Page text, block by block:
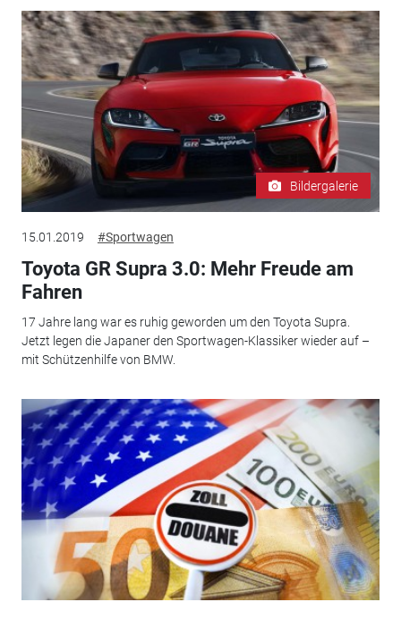
Bildergalerie
15.01.2019 #Sportwagen
Toyota GR Supra 3.0: Mehr Freude am
Fahren
17 Jahre lang war es ruhig geworden um den Toyota Supra.
Jetzt legen die Japaner den Sportwagen-Klassiker wieder auf –
mit Schützenhilfe von BMW.